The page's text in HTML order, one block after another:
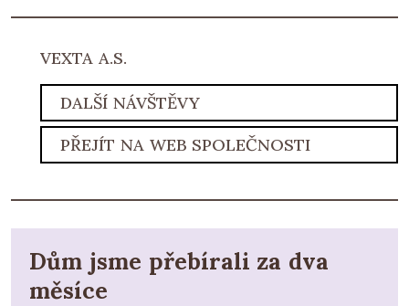
VEXTA A.S.
DALŠÍ NÁVŠTĚVY
PŘEJÍT NA WEB SPOLEČNOSTI
Dům jsme přebírali za dva
měsíce